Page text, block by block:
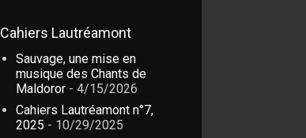
Cahiers Lautréamont
Sauvage, une mise en
musique des Chants de
Maldoror - 4/15/2026
Cahiers Lautréamont n°7,
2025 - 10/29/2025